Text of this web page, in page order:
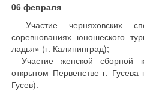
06 февраля
- Участие черняховских
соревнованиях юношеского
ладья» (г. Калининград);
- Участие женской сборной
открытом Первенстве г.
Гусев).